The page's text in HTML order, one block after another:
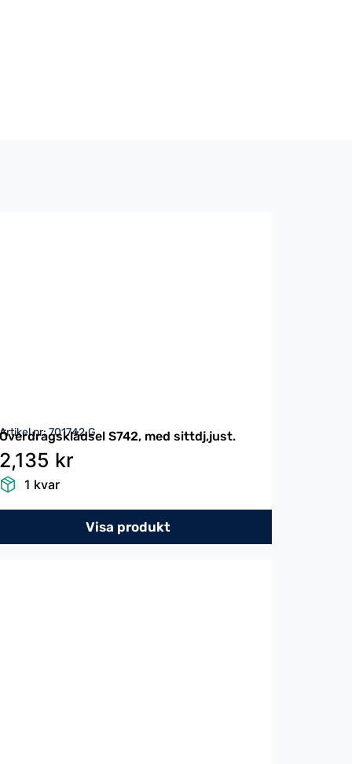
Artikel nr: 701742.G
Överdragsklädsel S742, med sittdj,just.
2,135 kr
1 kvar
Visa produkt